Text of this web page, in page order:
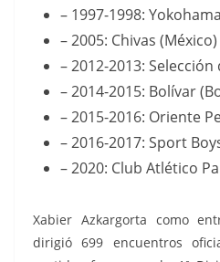
– 1997-1998:
– 2005: Chivas (México)
– 2012-2013: Selección
– 2014-2015: Bolívar
– 2015-2016: Oriente
– 2016-2017: Sport
– 2020: Club Atlético
Xabier Azkargorta como
dirigió 699 encuentros